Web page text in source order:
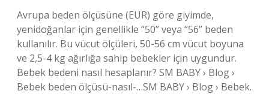
Avrupa beden ölçüsüne (EUR) göre giyimde,
yenidoğanlar için genellikle “50” veya “56” beden
kullanılır. Bu vücut ölçüleri, 50-56 cm vücut boyuna
ve 2,5-4 kg ağırlığa sahip bebekler için uygundur.
Bebek bedeni nasıl hesaplanır? SM BABY › Blog ›
Bebek beden ölçüsü-nasıl-…SM BABY › Blog › Bebek.